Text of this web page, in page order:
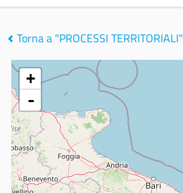
Torna a "PROCESSI TERRITORIALI"
+
-